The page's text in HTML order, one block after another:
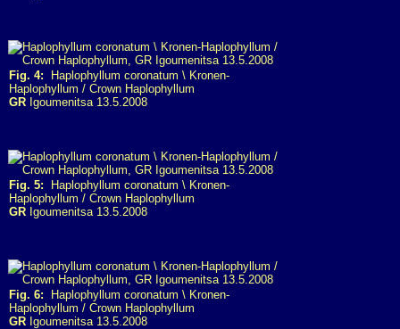
Fig. 4: Haplophyllum coronatum \ Kronen-
Haplophyllum / Crown Haplophyllum
GR Igoumenitsa 13.5.2008
Fig. 5: Haplophyllum coronatum \ Kronen-
Haplophyllum / Crown Haplophyllum
GR Igoumenitsa 13.5.2008
Fig. 6: Haplophyllum coronatum \ Kronen-
Haplophyllum / Crown Haplophyllum
GR Igoumenitsa 13.5.2008